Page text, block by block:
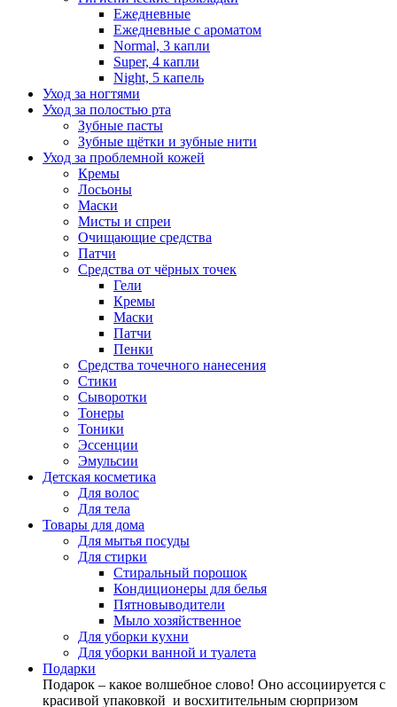
Ежедневные
Ежедневные с ароматом
Normal, 3 капли
Super, 4 капли
Night, 5 капель
Уход за ногтями
Уход за полостью рта
Зубные пасты
Зубные щётки и зубные нити
Уход за проблемной кожей
Кремы
Лосьоны
Маски
Мисты и спреи
Очищающие средства
Патчи
Средства от чёрных точек
Гели
Кремы
Маски
Патчи
Пенки
Средства точечного нанесения
Стики
Сыворотки
Тонеры
Тоники
Эссенции
Эмульсии
Детская косметика
Для волос
Для тела
Товары для дома
Для мытья посуды
Для стирки
Стиральный порошок
Кондиционеры для белья
Пятновыводители
Мыло хозяйственное
Для уборки кухни
Для уборки ванной и туалета
Подарки
Подарок – какое волшебное слово! Оно ассоциируется с
красивой упаковкой и восхитительным сюрпризом